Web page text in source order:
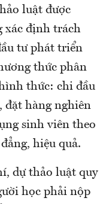
luật được
xác định trách
tư phát triển
thức phân
thức: chi đầu
đặt hàng nghiên
sinh viên theo
hiệu quả.
dự thảo luật quy
học phải nộp